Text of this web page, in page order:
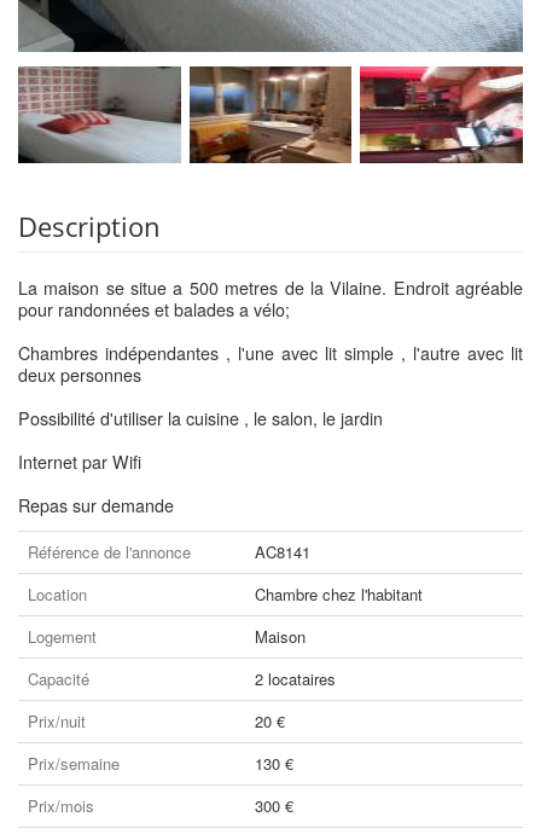
Description
La maison se situe a 500 metres de la Vilaine. Endroit agréable
pour randonnées et balades a vélo;
Chambres indépendantes , l'une avec lit simple , l'autre avec lit
deux personnes
Possibilité d'utiliser la cuisine , le salon, le jardin
Internet par Wifi
Repas sur demande
Référence de l'annonce
AC8141
Location
Chambre chez l'habitant
Logement
Maison
Capacité
2 locataires
Prix/nuit
20 €
Prix/semaine
130 €
Prix/mois
300 €